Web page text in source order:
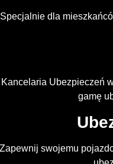
Specjalnie dla
Kancelaria Ubezpieczeń
gamę
Zapewnij swojemu